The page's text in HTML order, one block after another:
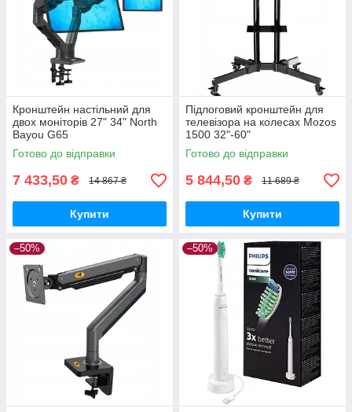
Кронштейн настільний для
двох моніторів 27" 34" North
Bayou G65
Готово до відправки
7 433,50 ₴ 14 867 ₴
Купити
Підлоговий кронштейн для
телевізора на колесах Mozos
1500 32"-60"
Готово до відправки
5 844,50 ₴ 11 689 ₴
Купити
–50% –50%